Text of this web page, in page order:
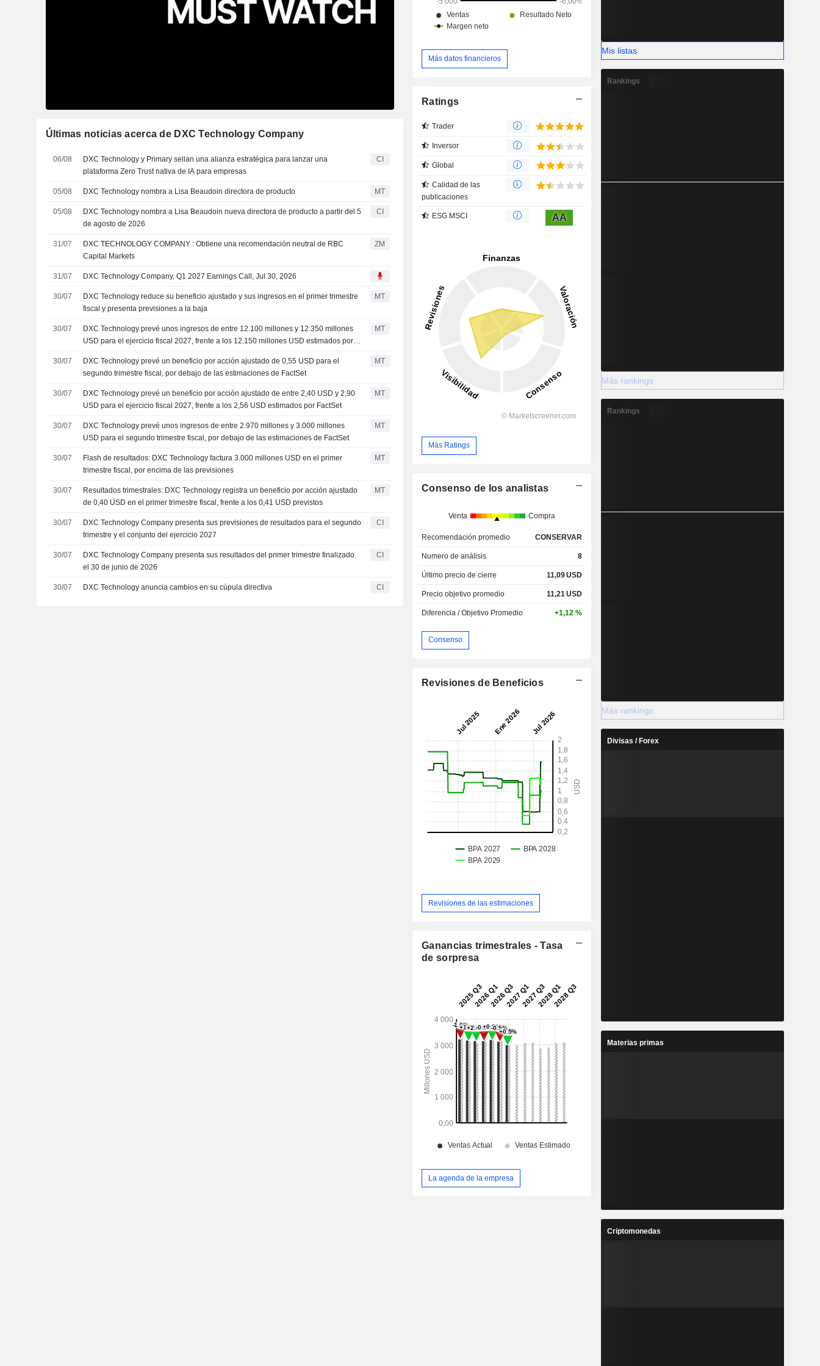
Últimas noticias acerca de DXC Technology Company
06/08
DXC Technology y Primary sellan una alianza estratégica para lanzar una
plataforma Zero Trust nativa de IA para empresas
CI
05/08 DXC Technology nombra a Lisa Beaudoin directora de producto MT
05/08
DXC Technology nombra a Lisa Beaudoin nueva directora de producto a partir del 5
de agosto de 2026
CI
31/07
DXC TECHNOLOGY COMPANY : Obtiene una recomendación neutral de RBC
Capital Markets
ZM
31/07 DXC Technology Company, Q1 2027 Earnings Call, Jul 30, 2026
30/07
DXC Technology reduce su beneficio ajustado y sus ingresos en el primer trimestre
fiscal y presenta previsiones a la baja
MT
30/07
DXC Technology prevé unos ingresos de entre 12.100 millones y 12.350 millones
USD para el ejercicio fiscal 2027, frente a los 12.150 millones USD estimados por
MT
30/07
DXC Technology prevé un beneficio por acción ajustado de 0,55 USD para el
segundo trimestre fiscal, por debajo de las estimaciones de FactSet
MT
30/07
DXC Technology prevé un beneficio por acción ajustado de entre 2,40 USD y 2,90
USD para el ejercicio fiscal 2027, frente a los 2,56 USD estimados por FactSet
MT
30/07
DXC Technology prevé unos ingresos de entre 2.970 millones y 3.000 millones
USD para el segundo trimestre fiscal, por debajo de las estimaciones de FactSet
MT
30/07
Flash de resultados: DXC Technology factura 3.000 millones USD en el primer
trimestre fiscal, por encima de las previsiones
MT
30/07
Resultados trimestrales: DXC Technology registra un beneficio por acción ajustado
de 0,40 USD en el primer trimestre fiscal, frente a los 0,41 USD previstos
MT
30/07
DXC Technology Company presenta sus previsiones de resultados para el segundo
trimestre y el conjunto del ejercicio 2027
CI
30/07
DXC Technology Company presenta sus resultados del primer trimestre finalizado
el 30 de junio de 2026
CI
30/07 DXC Technology anuncia cambios en su cúpula directiva CI
Más datos financieros
Ratings
Trader
Inversor
Global
Calidad de las
publicaciones
ESG MSCI AA
Más Ratings
Consenso de los analistas
Venta Compra
Recomendación promedio CONSERVAR
Numero de análisis 8
Último precio de cierre 11,09USD
Precio objetivo promedio 11,21 USD
Diferencia / Objetivo Promedio +1,12 %
Consenso
Revisiones de Beneficios
Revisiones de las estimaciones
Ganancias trimestrales - Tasa
de sorpresa
La agenda de la empresa
Mis listas
Rankings
Más rankings
Rankings
Más rankings
Divisas / Forex
Materias primas
Criptomonedas